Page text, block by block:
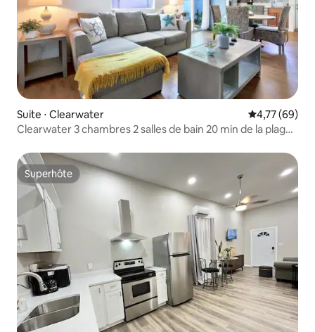
Suite ⋅ Clearwater Évaluation
4,77 (69)
Clearwater 3 chambres 2 salles de bain 20 min de la plage
Superhôte
Superhôte